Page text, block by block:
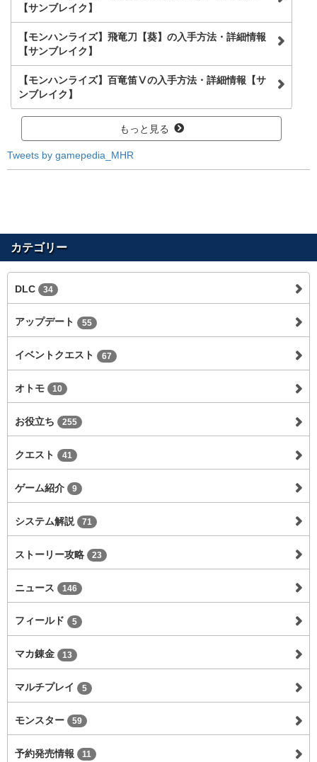
【サンブレイク】
【モンハンライズ】飛竜刀【葵】の入手方法・詳細情報
【サンブレイク】
【モンハンライズ】百竜笛Ⅴの入手方法・詳細情報【サ
ンブレイク】
もっと見る
Tweets by gamepedia_MHR
カテゴリー
DLC 34
アップデート 55
イベントクエスト 67
オトモ 10
お役立ち 255
クエスト 41
ゲーム紹介 9
システム解説 71
ストーリー攻略 23
ニュース 146
フィールド 5
マカ錬金 13
マルチプレイ 5
モンスター 59
予約発売情報 11